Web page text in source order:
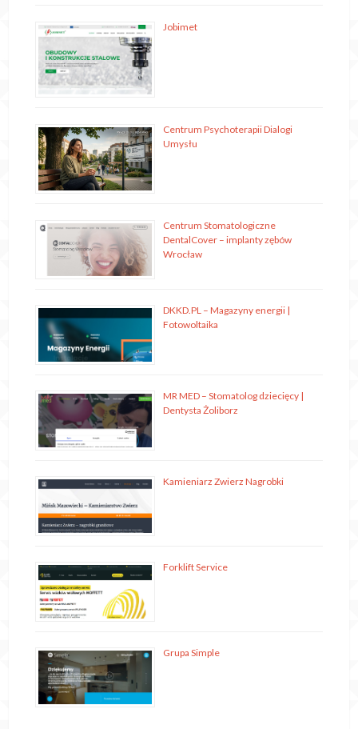
Jobimet
Centrum Psychoterapii Dialogi
Umysłu
Centrum Stomatologiczne
DentalCover – implanty zębów
Wrocław
DKKD.PL – Magazyny energii |
Fotowoltaika
MR MED – Stomatolog dziecięcy |
Dentysta Żoliborz
Kamieniarz Zwierz Nagrobki
Forklift Service
Grupa Simple